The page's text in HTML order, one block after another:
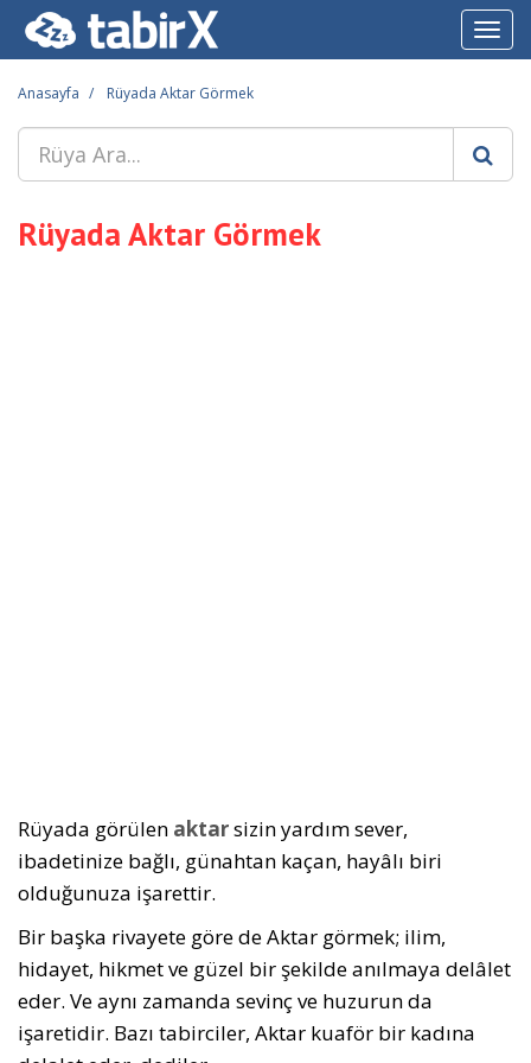
Anasayfa Rüyada Aktar Görmek
Rüyada Aktar Görmek
Rüyada görülen aktarsizin yardım sever,
ibadetinize bağlı, günahtan kaçan, hayâlı biri
olduğunuza işarettir.
Bir başka rivayete göre de Aktar görmek; ilim,
hidayet, hikmet ve güzel bir şekilde anılmaya delâlet
eder. Ve aynı zamanda sevinç ve huzurun da
işaretidir. Bazı tabirciler, Aktar kuaför bir kadına